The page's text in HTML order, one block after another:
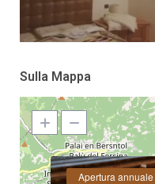
Sulla Mappa
Apertura annuale